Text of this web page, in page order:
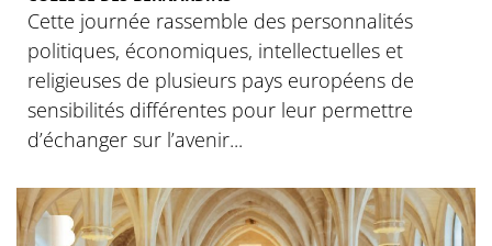
Cette journée rassemble des personnalités
politiques, économiques, intellectuelles et
religieuses de plusieurs pays européens de
sensibilités différentes pour leur permettre
d’échanger sur l’avenir...